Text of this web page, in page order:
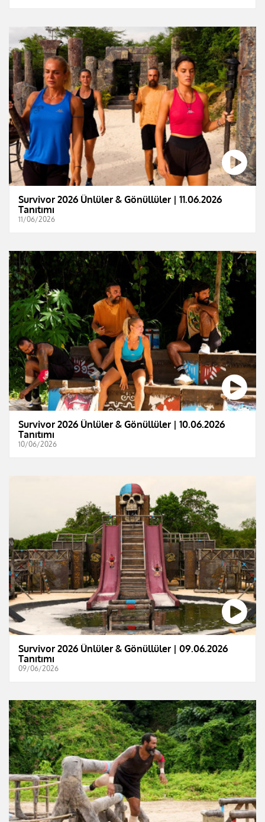
Survivor 2026 Ünlüler & Gönüllüler | 11.06.2026
Tanıtımı
11/06/2026
Survivor 2026 Ünlüler & Gönüllüler | 10.06.2026
Tanıtımı
10/06/2026
Survivor 2026 Ünlüler & Gönüllüler | 09.06.2026
Tanıtımı
09/06/2026